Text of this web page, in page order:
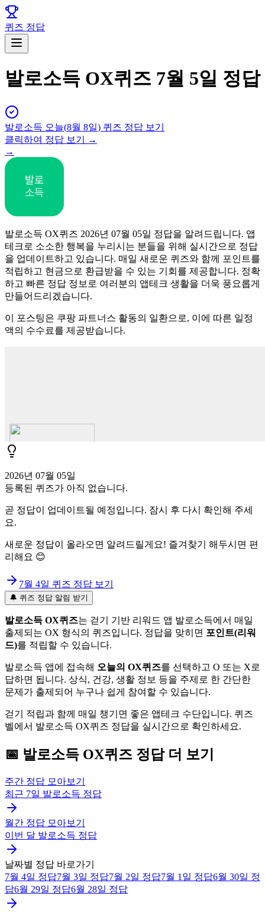
퀴즈 정답
발로소득 OX퀴즈 7월 5일 정답
발로소득 오늘(8월 8일) 퀴즈 정답 보기
클릭하여 정답 보기 →
→
발로소득 OX퀴즈 2026년 07월 05일 정답을 알려드립니다. 앱
테크로 소소한 행복을 누리시는 분들을 위해 실시간으로 정답
을 업데이트하고 있습니다. 매일 새로운 퀴즈와 함께 포인트를
적립하고 현금으로 환급받을 수 있는 기회를 제공합니다. 정확
하고 빠른 정답 정보로 여러분의 앱테크 생활을 더욱 풍요롭게
만들어드리겠습니다.
이 포스팅은 쿠팡 파트너스 활동의 일환으로, 이에 따른 일정
액의 수수료를 제공받습니다.
2026년 07월 05일
등록된 퀴즈가 아직 없습니다.
곧 정답이 업데이트될 예정입니다. 잠시 후 다시 확인해 주세
요.
새로운 정답이 올라오면 알려드릴게요! 즐겨찾기 해두시면 편
리해요 😊
7월 4일 퀴즈 정답 보기
🔔 퀴즈 정답 알림 받기
발로소득 OX퀴즈는 걷기 기반 리워드 앱 발로소득에서 매일
출제되는 OX 형식의 퀴즈입니다. 정답을 맞히면 포인트(리워
드)를 적립할 수 있습니다.
발로소득 앱에 접속해 오늘의 OX퀴즈를 선택하고 O 또는 X로
답하면 됩니다. 상식, 건강, 생활 정보 등을 주제로 한 간단한
문제가 출제되어 누구나 쉽게 참여할 수 있습니다.
걷기 적립과 함께 매일 챙기면 좋은 앱테크 수단입니다. 퀴즈
벨에서 발로소득 OX퀴즈 정답을 실시간으로 확인하세요.
📅 발로소득 OX퀴즈 정답 더 보기
주간 정답 모아보기
최근 7일 발로소득 정답
월간 정답 모아보기
이번 달 발로소득 정답
날짜별 정답 바로가기
7월 4일 정답7월 3일 정답7월 2일 정답7월 1일 정답6월 30일 정
답6월 29일 정답6월 28일 정답